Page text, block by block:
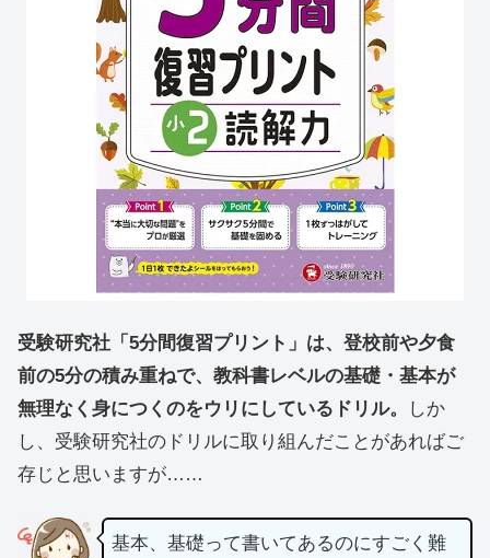
受験研究社「5分間復習プリント」は、登校前や夕食
前の5分の積み重ねで、教科書レベルの基礎・基本が
無理なく身につくのをウリにしているドリル。
しか
し、受験研究社のドリルに取り組んだことがあればご
存じと思いますが……
基本、基礎って書いてあるのにすごく難